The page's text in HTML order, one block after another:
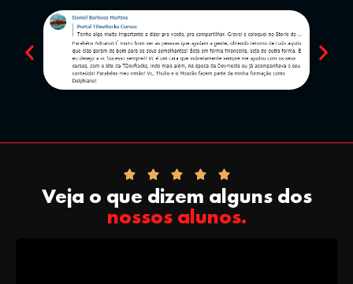
Veja o que dizem alguns dos
nossos alunos.